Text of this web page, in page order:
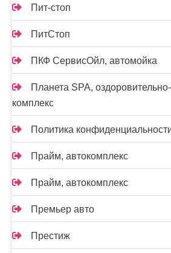
Пит-стоп
ПитСтоп
ПКФ СервисОйл, автомойка
Планета SPA,
комплекс
Политика
Прайм, автокомплекс
Прайм, автокомплекс
Премьер авто
Престиж